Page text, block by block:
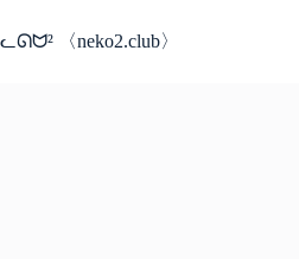
ン
ᓚᘏᗢ² 〈neko2.club〉